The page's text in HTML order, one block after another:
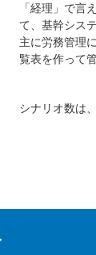
「経理」で言
て、基幹シス
主に労務管理
覧表を作って
シナリオ数は